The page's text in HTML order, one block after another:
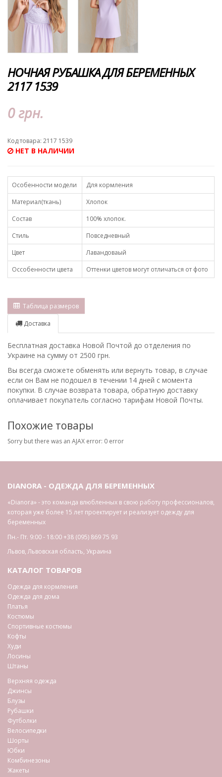
НОЧНАЯ РУБАШКА ДЛЯ БЕРЕМЕННЫХ
2117 1539
0 грн.
Код товара: 2117 1539
НЕТ В НАЛИЧИИ
Особенности модели
Для кормления
Материал(ткань)
Хлопок
Состав
100% хлопок.
Стиль
Повседневный
Цвет
Лавандоваый
Оссобенности цвета
Оттенки цветов могут отличаться от фото
Таблица размеров
Доставка
Бесплатная доставка Новой Почтой до отделения по
Украине на сумму от 2500 грн.
Вы всегда сможете обменять или вернуть товар, в случае
если он Вам не подошел в течении 14 дней с момента
покупки. В случае возврата товара, обратную доставку
оплачивает покупатель согласно тарифам Новой Почты.
Похожие товары
Sorry but there was an AJAX error: 0 error
DIANORA - ОДЕЖДА ДЛЯ БЕРЕМЕННЫХ
«Dianora» - это команда влюбленных в свою работу профессионалов,
которая уже более 15 лет проектирует и реализует одежду для
беременных
Пн.- Пт. 9:00 - 18:00+38 (095) 869 75 93
Львов,Львовская область, Украина
КАТАЛОГ ТОВАРОВ
Одежда для кормления
Одежда для дома
Платья
Костюмы
Спортивные костюмы
Кофты
Худи
Лосины
Штаны
Верхняя одежда
Джинсы
Блузы
Рубашки
Футболки
Велосипедки
Шорты
Юбки
Комбинезоны
Жакеты